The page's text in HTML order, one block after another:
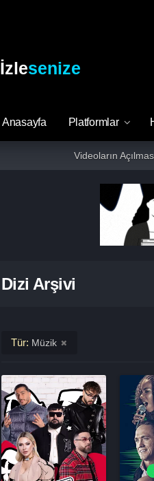
İzlesenize
Anasayfa Platformlar
Videoların
Dizi Arşivi
Tür: Müzik